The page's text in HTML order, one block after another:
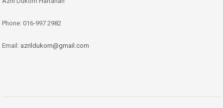
Phone: 016-997 2982
Email: azrildukorn@gmail.com